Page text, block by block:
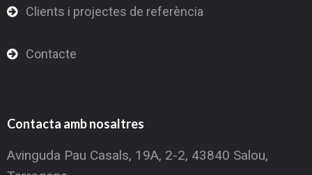
Clients i projectes de referència
Contacte
Contacta amb nosaltres
Avinguda Pau Casals, 19A, 2-2, 43840 Salou,